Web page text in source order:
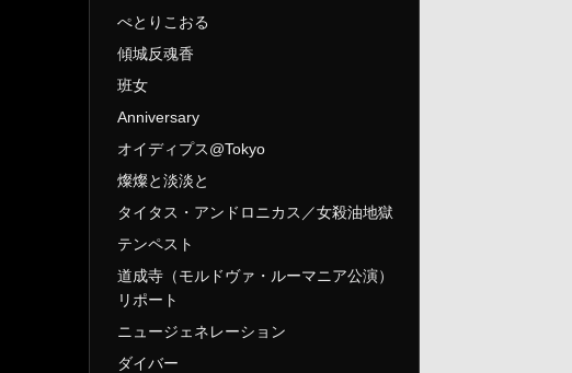
ぺとりこおる
傾城反魂香
班女
Anniversary
オイディプス@Tokyo
燦燦と淡淡と
タイタス・アンドロニカス／女殺油地獄
テンペスト
道成寺（モルドヴァ・ルーマニア公演）
リポート
ニュージェネレーション
ダイバー